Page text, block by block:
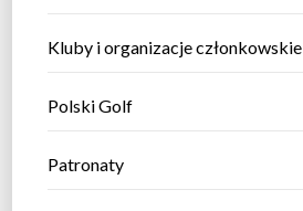
Kluby i organizacje członkowskie
Polski Golf
Patronaty